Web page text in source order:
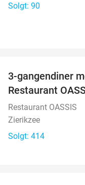
Solgt: 90
3-gangendiner
Restaurant
Restaurant OASSIS
Zierikzee
Solgt: 414